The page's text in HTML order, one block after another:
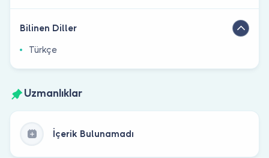
Bilinen Diller
Türkçe
Uzmanlıklar
İçerik Bulunamadı